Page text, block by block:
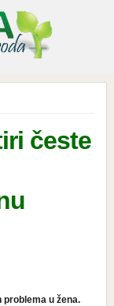
česte
u žena.